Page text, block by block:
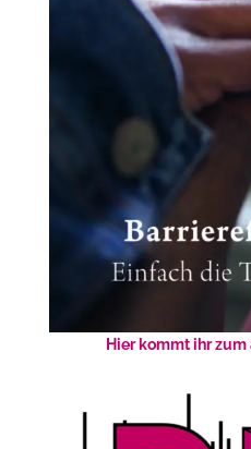
Hier kommt ihr